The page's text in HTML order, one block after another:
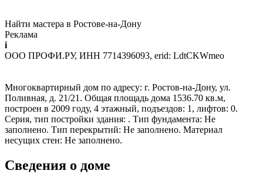
Найти мастера в Ростове-на-Дону
Реклама
i
ООО ПРОФИ.РУ, ИНН 7714396093, erid: LdtCKWmeo
Многоквартирный дом по адресу: г. Ростов-на-Дону, ул.
Поливная, д. 21/21. Общая площадь дома 1536.70 кв.м,
построен в 2009 году, 4 этажный, подъездов: 1, лифтов: 0.
Серия, тип постройки здания: . Тип фундамента: Не
заполнено. Тип перекрытий: Не заполнено. Материал
несущих стен: Не заполнено.
Сведения о доме